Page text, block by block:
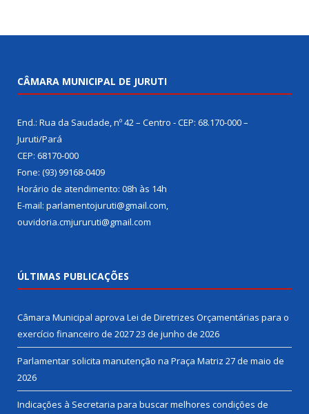
CÂMARA MUNICIPAL DE JURUTI
End.: Rua da Saudade, nº 42 – Centro - CEP: 68.170-000 –
Juruti/Pará
CEP: 68170-000
Fone: (93) 99168-0409
Horário de atendimento: 08h às 14h
E-mail: parlamentojuruti@gmail.com,
ouvidoria.cmjururuti@gmail.com
ÚLTIMAS PUBLICAÇÕES
Câmara Municipal aprova Lei de Diretrizes Orçamentárias para o
exercício financeiro de 202723 de junho de 2026
Parlamentar solicita manutenção na Praça Matriz 27 de maio de
2026
Indicações à Secretaria para buscar melhores condições de